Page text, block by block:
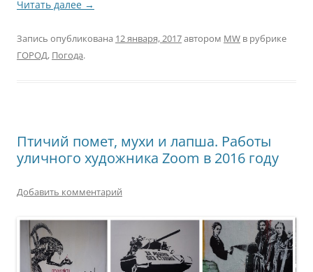
Читать далее →
Запись опубликована 12 января, 2017автором MW в рубрике
ГОРОД, Погода.
Птичий помет, мухи и лапша. Работы
уличного художника Zoom в 2016 году
Добавить комментарий